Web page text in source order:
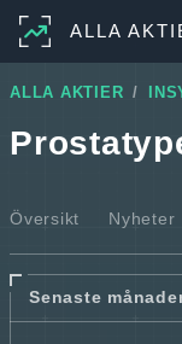
ALLA
ALLA AKTIER
Översikt Nyheter
Senaste